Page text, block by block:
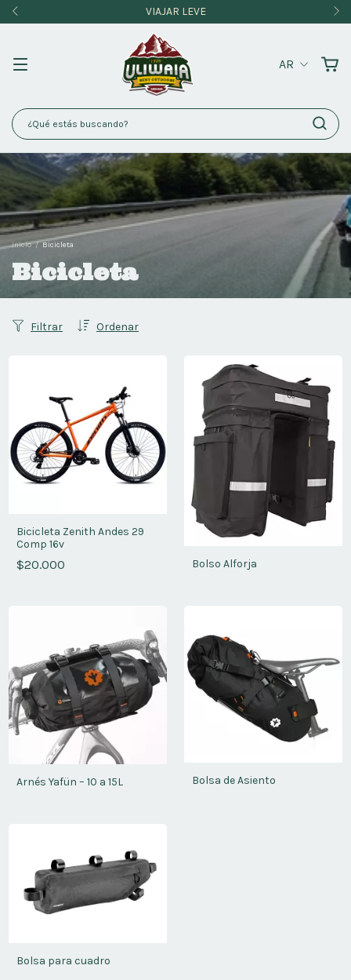
VIAJAR LEVE
AR
Inicio / Bicicleta
Bicicleta
Ordenar
Filtrar
Bicicleta Zenith Andes 29
Comp 16v
$20.000 Bolso Alforja
Arnés Yafün – 10 a 15L Bolsa de Asiento
Bolsa para cuadro